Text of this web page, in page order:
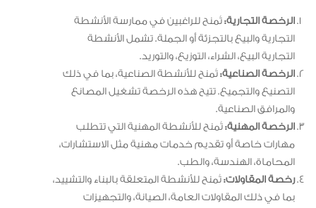
الرخصة التجارية:تُمنح للراغبين في ممارسة الأنشطة
التجارية والبيع بالتجزئة أو الجملة. تشمل الأنشطة
التجارية البيع، الشراء، التوزيع، والتوريد.
الرخصة الصناعية:تُمنح للأنشطة الصناعية، بما في ذلك
التصنيع والتجميع. تتيح هذه الرخصة تشغيل المصانع
والمرافق الصناعية.
الرخصة المهنية:تُمنح للأنشطة المهنية التي تتطلب
مهارات خاصة أو تقديم خدمات مهنية مثل الاستشارات،
المحاماة، الهندسة، والطب.
رخصة المقاولات:تُمنح للأنشطة المتعلقة بالبناء والتشييد،
بما في ذلك المقاولات العامة، الصيانة، والتجهيزات